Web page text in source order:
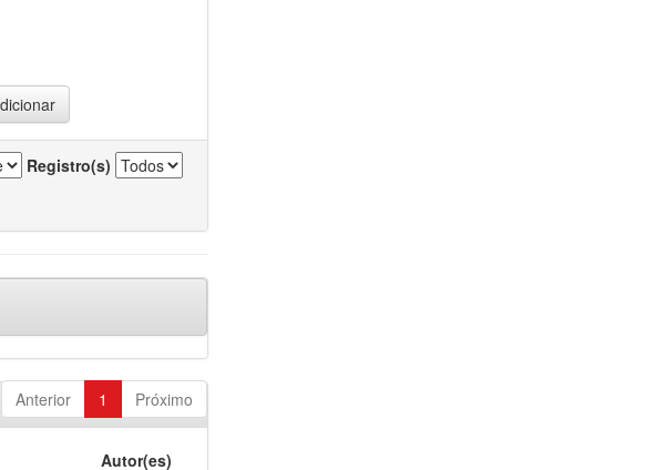
Registro(s)
Anterior 1 Próximo
Autor(es)